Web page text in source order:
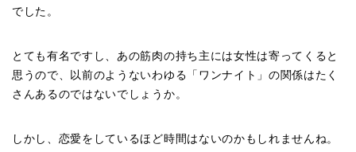
でした。
とても有名ですし、あの筋肉の持ち主には女性は寄ってくると
思うので、以前のようないわゆる「ワンナイト」の関係はたく
さんあるのではないでしょうか。
しかし、恋愛をしているほど時間はないのかもしれませんね。